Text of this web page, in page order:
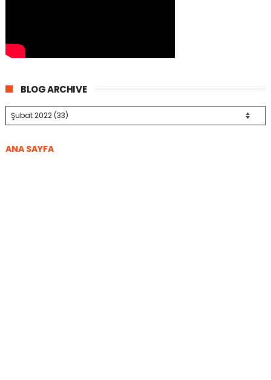
BLOG ARCHIVE
ANA SAYFA